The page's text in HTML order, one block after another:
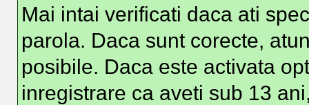
Mai intai verificati daca ati
parola. Daca sunt corecte,
posibile. Daca este activata
inregistrare ca aveti sub 13